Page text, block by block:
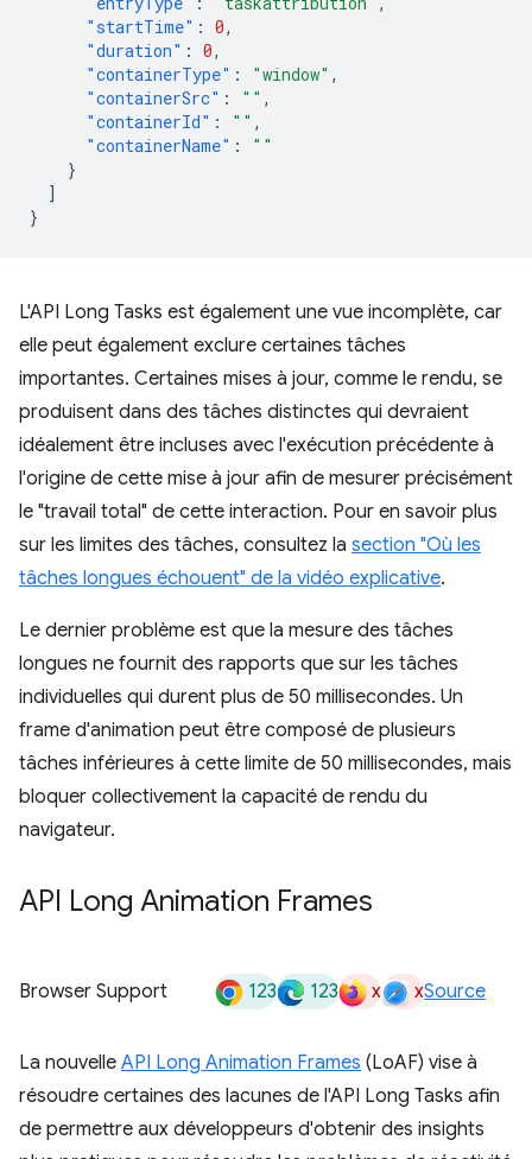
"startTime" : 0,
"duration" : 0,
"containerType" : "window" ,
"containerSrc" : "" ,
"containerId" : "" ,
"containerName" :
""
}
]
}
L'API Long Tasks est également une vue incomplète, car
elle peut également exclure certaines tâches
importantes. Certaines mises à jour, comme le rendu, se
produisent dans des tâches distinctes qui devraient
idéalement être incluses avec l'exécution précédente à
l'origine de cette mise à jour afin de mesurer précisément
le "travail total" de cette interaction. Pour en savoir plus
sur les limites des tâches, consultez la section "Où les
tâches longues échouent" de la vidéo explicative.
Le dernier problème est que la mesure des tâches
longues ne fournit des rapports que sur les tâches
individuelles qui durent plus de 50 millisecondes. Un
frame d'animation peut être composé de plusieurs
tâches inférieures à cette limite de 50 millisecondes, mais
bloquer collectivement la capacité de rendu du
navigateur.
API Long Animation Frames
Browser Support 123 123 x xSource
La nouvelle API Long Animation Frames (LoAF) vise à
résoudre certaines des lacunes de l'API Long Tasks afin
de permettre aux développeurs d'obtenir des insights